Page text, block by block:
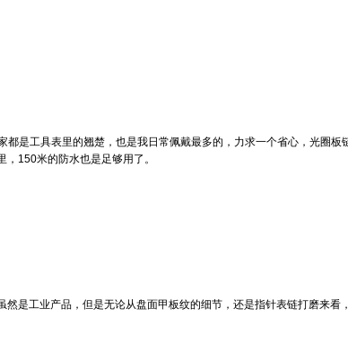
都是工具表里的翘楚，也是我日常佩戴最多的，力求一个省心，光圈
，150米的防水也是足够用了。
然是工业产品，但是无论从盘面甲板纹的细节，还是指针表链打磨来看